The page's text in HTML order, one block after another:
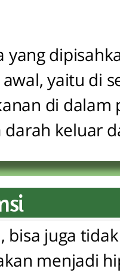
yaitu di
di dalam
keluar
bisa juga
menjadi